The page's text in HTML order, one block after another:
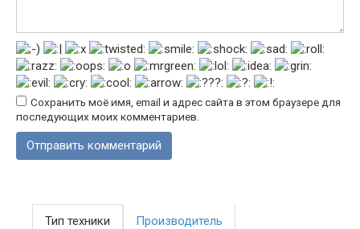
Сохранить моё имя, email и адрес сайта в этом браузере для
последующих моих комментариев.
Тип техники Производитель